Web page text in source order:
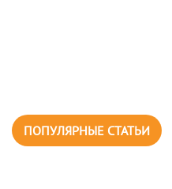
ПОПУЛЯРНЫЕ СТАТЬИ